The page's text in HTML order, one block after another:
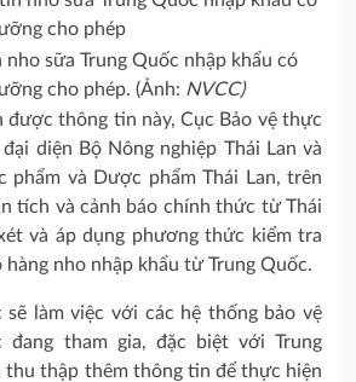
sữa Trung Quốc nhập khẩu có
cho phép. (Ảnh: NVCC)
được thông tin này, Cục Bảo vệ thực
diện Bộ Nông nghiệp Thái Lan và
phẩm và Dược phẩm Thái Lan, trên
tích và cảnh báo chính thức từ Thái
và áp dụng phương thức kiểm tra
nho nhập khẩu từ Trung Quốc.
sẽ làm việc với các hệ thống bảo vệ
đang tham gia, đặc biệt với Trung
thu thập thêm thông tin để thực hiện